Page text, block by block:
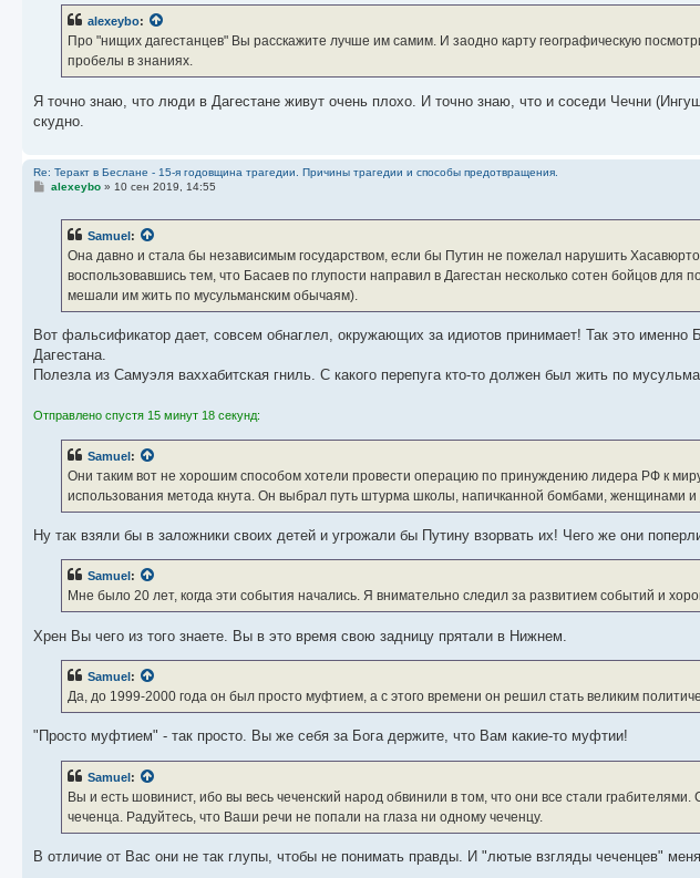
alexeybo:
Про "нищих дагестанцев" Вы расскажите лучше им самим. И заодно карту географическую
пробелы в знаниях.
Я точно знаю, что люди в Дагестане живут очень плохо. И точно знаю, что и соседи Чечни
скудно.
Re: Теракт в Беслане - 15-я годовщина трагедии. Причины трагедии и способы предотвращения.
Сalexeybo» 10 сен 2019, 14:55
Samuel:
Она давно и стала бы независимым государством, если бы Путин не пожелал нарушить
воспользовавшись тем, что Басаев по глупости направил в Дагестан несколько сотен бойцов
мешали им жить по мусульманским обычаям).
Вот фальсификатор дает, совсем обнаглел, окружающих за идиотов принимает! Так это
Дагестана.
Полезла из Самуэля ваххабитская гниль. С какого перепуга кто-то должен был жить по
Отправлено спустя 15 минут 18 секунд:
Samuel:
Они таким вот не хорошим способом хотели провести операцию по принуждению лидера РФ к
использования метода кнута. Он выбрал путь штурма школы, напичканной бомбами, женщинами и
Ну так взяли бы в заложники своих детей и угрожали бы Путину взорвать их! Чего же они
Samuel :
Мне было 20 лет, когда эти события начались. Я внимательно следил за развитием событий и
Хрен Вы чего из того знаете. Вы в это время свою задницу прятали в Нижнем.
Samuel:
Да, до 1999-2000 года он был просто муфтием, а с этого времени он решил стать великим
"Просто муфтием" - так просто. Вы же себя за Бога держите, что Вам какие-то муфтии!
Samuel:
Вы и есть шовинист, ибо вы весь чеченский народ обвинили в том, что они все стали
чеченца. Радуйтесь, что Ваши речи не попали на глаза ни одному чеченцу.
В отличие от Вас они не так глупы, чтобы не понимать правды. И "лютые взгляды чеченцев"